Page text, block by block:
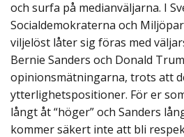
och surfa på medianväljarna. I
Socialdemokraterna och
viljelöst låter sig föras med
Bernie Sanders och Donald
opinionsmätningarna, trots att
ytterlighetspositioner. För er
långt åt “höger” och Sanders
kommer säkert inte att bli